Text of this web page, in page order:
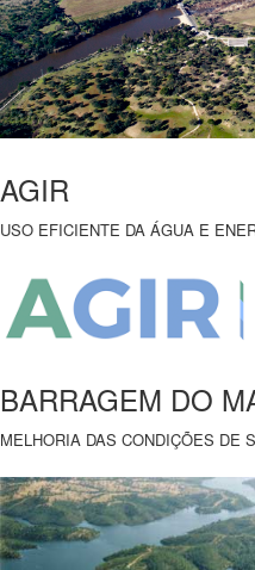
AGIR
USO EFICIENTE DA ÁGUA E
BARRAGEM DO
MELHORIA DAS CONDIÇÕES DE